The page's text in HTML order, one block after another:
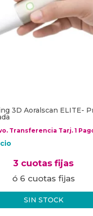
3D Aoralscan ELITE-
Transferencia Tarj. 1
3 cuotas fijas
ó 6 cuotas fijas
SIN STOCK